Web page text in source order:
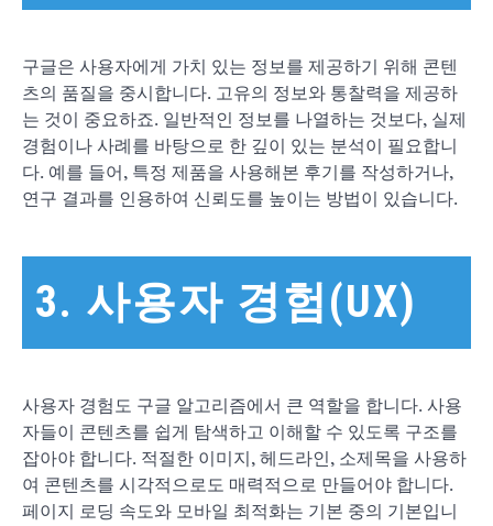
구글은 사용자에게 가치 있는 정보를 제공하기 위해 콘텐
츠의 품질을 중시합니다. 고유의 정보와 통찰력을 제공하
는 것이 중요하죠. 일반적인 정보를 나열하는 것보다, 실제
경험이나 사례를 바탕으로 한 깊이 있는 분석이 필요합니
다. 예를 들어, 특정 제품을 사용해본 후기를 작성하거나,
연구 결과를 인용하여 신뢰도를 높이는 방법이 있습니다.
3. 사용자 경험(UX)
사용자 경험도 구글 알고리즘에서 큰 역할을 합니다. 사용
자들이 콘텐츠를 쉽게 탐색하고 이해할 수 있도록 구조를
잡아야 합니다. 적절한 이미지, 헤드라인, 소제목을 사용하
여 콘텐츠를 시각적으로도 매력적으로 만들어야 합니다.
페이지 로딩 속도와 모바일 최적화는 기본 중의 기본입니